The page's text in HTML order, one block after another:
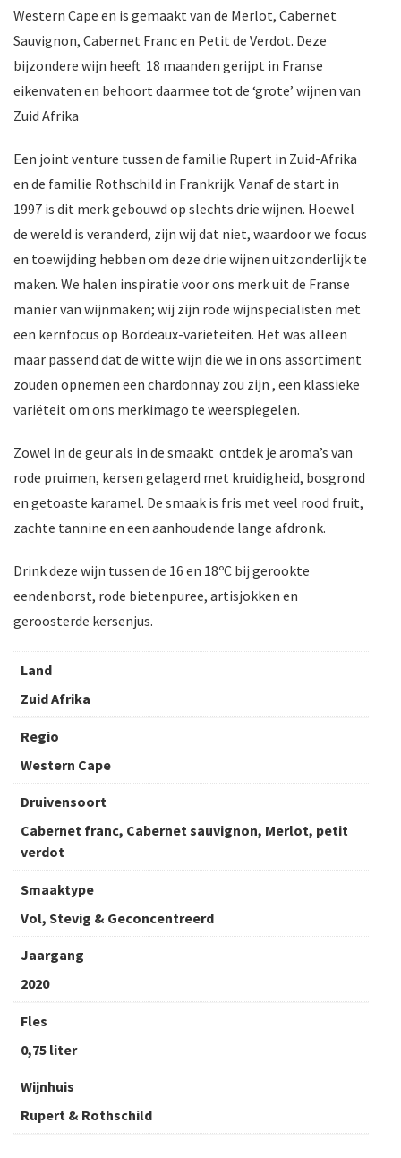
Western Cape en is gemaakt van de Merlot, Cabernet
Sauvignon, Cabernet Franc en Petit de Verdot. Deze
bijzondere wijn heeft 18 maanden gerijpt in Franse
eikenvaten en behoort daarmee tot de ‘grote’ wijnen van
Zuid Afrika
Een joint venture tussen de familie Rupert in Zuid-Afrika
en de familie Rothschild in Frankrijk. Vanaf de start in
1997 is dit merk gebouwd op slechts drie wijnen. Hoewel
de wereld is veranderd, zijn wij dat niet, waardoor we focus
en toewijding hebben om deze drie wijnen uitzonderlijk te
maken. We halen inspiratie voor ons merk uit de Franse
manier van wijnmaken; wij zijn rode wijnspecialisten met
een kernfocus op Bordeaux-variëteiten. Het was alleen
maar passend dat de witte wijn die we in ons assortiment
zouden opnemen een chardonnay zou zijn , een klassieke
variëteit om ons merkimago te weerspiegelen.
Zowel in de geur als in de smaakt ontdek je aroma’s van
rode pruimen, kersen gelagerd met kruidigheid, bosgrond
en getoaste karamel. De smaak is fris met veel rood fruit,
zachte tannine en een aanhoudende lange afdronk.
Drink deze wijn tussen de 16 en 18ºC bij gerookte
eendenborst, rode bietenpuree, artisjokken en
geroosterde kersenjus.
Land
Zuid Afrika
Regio
Western Cape
Druivensoort
Cabernet franc, Cabernet sauvignon, Merlot, petit
verdot
Smaaktype
Vol, Stevig & Geconcentreerd
Jaargang
2020
Fles
0,75 liter
Wijnhuis
Rupert & Rothschild